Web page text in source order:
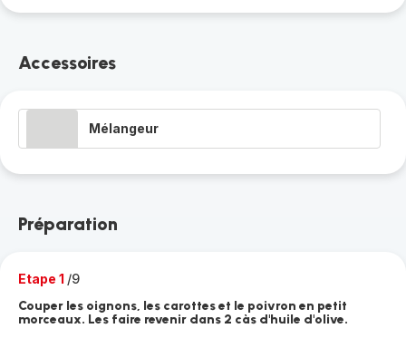
Accessoires
Mélangeur
Préparation
Etape 1 /9
Couper les oignons, les carottes et le poivron en petit
morceaux. Les faire revenir dans 2 càs d'huile d'olive.